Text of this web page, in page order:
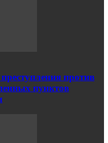
против
пунктов